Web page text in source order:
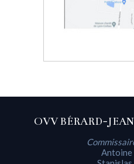
OVV BÉRARD-
Antoine